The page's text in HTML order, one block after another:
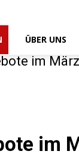
ÜBER UNS
im
im